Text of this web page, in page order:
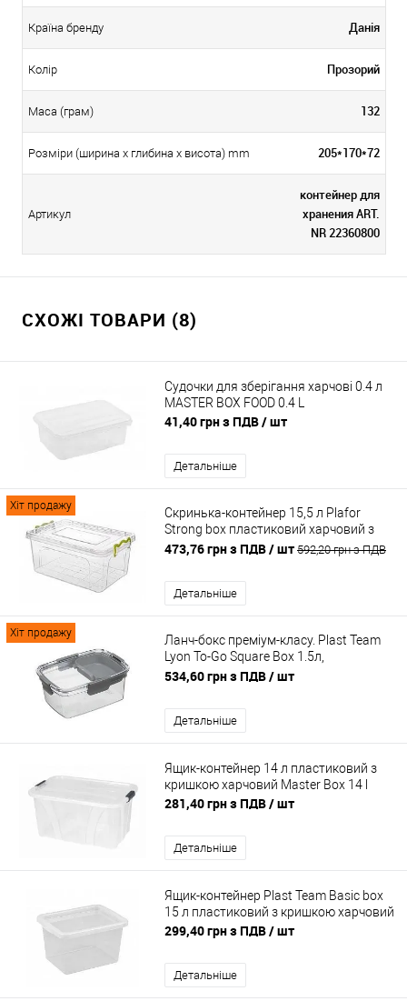
Країна бренду Данія
Колір Прозорий
Маса (грам) 132
Розміри (ширина х глибина х висота) mm 205*170*72
Артикул
контейнер для
хранения ART.
NR 22360800
СХОЖІ ТОВАРИ (8)
Судочки для зберігання харчові 0.4 л
MASTER BOX FOOD 0.4 L
41,40 грн з ПДВ/ шт
Детальніше
Хіт продажу
Скринька-контейнер 15,5 л Plafor
Strong box пластиковий харчовий з
кришкою
473,76 грн з ПДВ/ шт 592,20 грн з ПДВ
Детальніше
Хіт продажу
Ланч-бокс преміум-класу. Plast Team
Lyon To-Go Square Box 1.5л,
квадратний
534,60 грн з ПДВ/ шт
Детальніше
Ящик-контейнер 14 л пластиковий з
кришкою харчовий Master Box 14 l
281,40 грн з ПДВ/ шт
Детальніше
Ящик-контейнер Plast Team Basic box
15 л пластиковий з кришкою харчовий
299,40 грн з ПДВ/ шт
Детальніше